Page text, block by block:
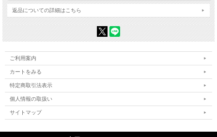
返品についての詳細はこちら
ご利用案内
カートをみる
特定商取引法表示
個人情報の取扱い
サイトマップ